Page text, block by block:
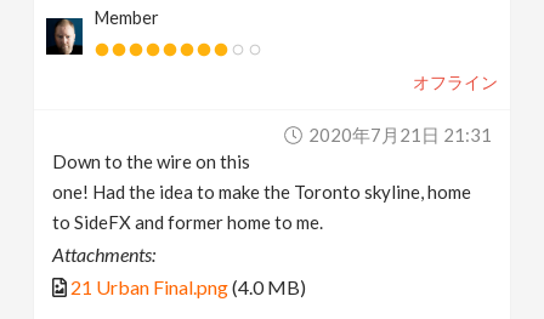
Member
オフライン
2020年7月21日 21:31
Down to the wire on this
one! Had the idea to make the Toronto skyline, home
to SideFX and former home to me.
Attachments:
21 Urban Final.png(4.0 MB)